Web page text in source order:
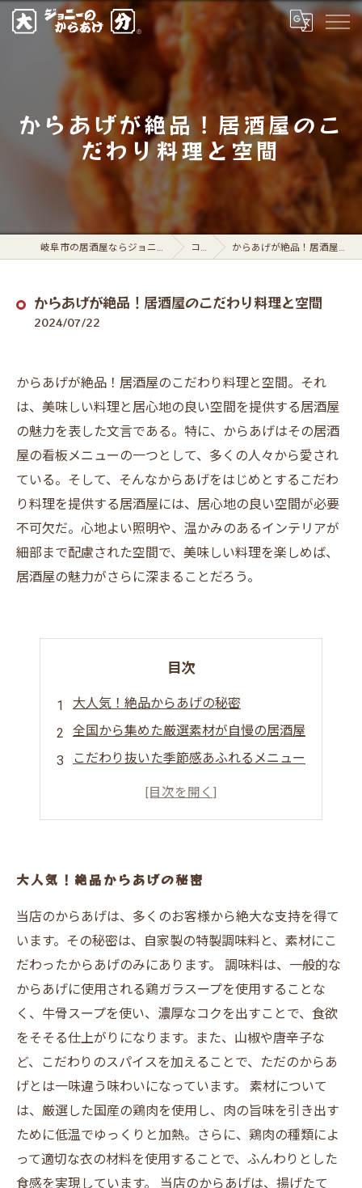
からあげが絶品！居酒屋のこ
だわり料理と空間
岐阜市の居酒屋ならジョニーのからあげ 岐阜駅前店 コラム からあげが絶品！居酒屋のこだわり料理と空間
からあげが絶品！居酒屋のこだわり料理と空間
2024/07/22
からあげが絶品！居酒屋のこだわり料理と空間。それ
は、美味しい料理と居心地の良い空間を提供する居酒屋
の魅力を表した文言である。特に、からあげはその居酒
屋の看板メニューの一つとして、多くの人々から愛され
ている。そして、そんなからあげをはじめとするこだわ
り料理を提供する居酒屋には、居心地の良い空間が必要
不可欠だ。心地よい照明や、温かみのあるインテリアが
細部まで配慮された空間で、美味しい料理を楽しめば、
居酒屋の魅力がさらに深まることだろう。
目次
大人気！絶品からあげの秘密
全国から集めた厳選素材が自慢の居酒屋
こだわり抜いた季節感あふれるメニュー
居心地の良さが自慢の居酒屋空間
大人気！絶品からあげの秘密
当店のからあげは、多くのお客様から絶大な支持を得て
います。その秘密は、自家製の特製調味料と、素材にこ
だわったからあげのみにあります。 調味料は、一般的な
からあげに使用される鶏ガラスープを使用することな
く、牛骨スープを使い、濃厚なコクを出すことで、食欲
をそそる仕上がりになります。また、山椒や唐辛子な
ど、こだわりのスパイスを加えることで、ただのからあ
げとは一味違う味わいになっています。 素材について
は、厳選した国産の鶏肉を使用し、肉の旨味を引き出す
ために低温でゆっくりと加熱。さらに、鶏肉の種類によ
って適切な衣の材料を使用することで、ふんわりとした
食感を実現しています。 当店のからあげは、揚げたて